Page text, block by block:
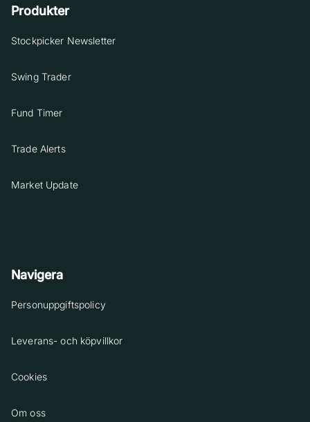
Produkter
Stockpicker Newsletter
Swing Trader
Fund Timer
Trade Alerts
Market Update
Navigera
Personuppgiftspolicy
Leverans- och köpvillkor
Cookies
Om oss